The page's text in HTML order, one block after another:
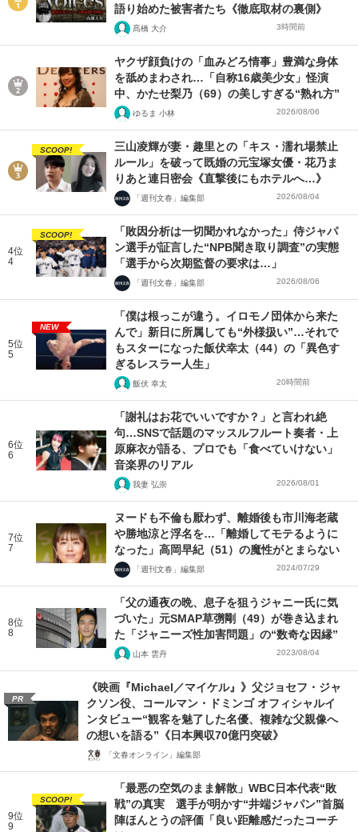
語り始めた被害者たち《徹底取材の裏側》
髙橋 大介 3時間前
ヤクザ顔負けの「血みどろ情事」豊満な身体
を舐めまわされ…「自称16歳美少女」怪演
中、かたせ梨乃（69）の美しすぎる“熟れ方”
ゆるま 小林 2026/08/06
SCOOP!
三山凌輝が妻・趣里との「キス・濡れ場禁止
ルール」を破って既婚の元宝塚女優・花乃ま
りあと連日密会《直撃後にもホテルへ…》
「週刊文春」編集部 2026/08/04
4位
4
SCOOP!
「敗因分析は一切聞かれなかった」侍ジャパ
ン選手が証言した“NPB聞き取り調査”の実態
「選手から次期監督の要求は…」
「週刊文春」編集部 2026/08/06
5位
5
NEW
「僕は根っこが違う。イロモノ団体から来た
んで」新日に所属しても“外様扱い”…それで
もスターになった飯伏幸太（44）の「異色す
ぎるレスラー人生」
飯伏 幸太 20時間前
6位
6
「謝礼はお花でいいですか？」と言われ絶
句…SNSで話題のマッスルフルート奏者・上
原麻衣が語る、プロでも「食べていけない」
音楽界のリアル
我妻 弘崇 2026/08/01
7位
7
ヌードも不倫も厭わず、離婚後も市川海老蔵
や勝地涼と浮名を…「離婚してモテるように
なった」高岡早紀（51）の魔性がとまらない
「週刊文春」編集部 2024/07/29
8位
8
「父の通夜の晩、息子を狙うジャニー氏に気
づいた」元SMAP草彅剛（49）が巻き込まれ
た「ジャニーズ性加害問題」の“数奇な因縁”
山本 雲丹 2023/08/04
PR
《映画『Michael／マイケル』》父ジョセフ・ジャ
クソン役、コールマン・ドミンゴ オフィシャルイ
ンタビュー“観客を魅了した名優、複雑な父親像へ
の想いを語る”《日本興収70億円突破》
「文春オンライン」編集部
9位
9
SCOOP!
「最悪の空気のまま解散」WBC日本代表“敗
戦”の真実 選手が明かす“井端ジャパン”首脳
陣ほんとうの評価「良い距離感だったコーチ